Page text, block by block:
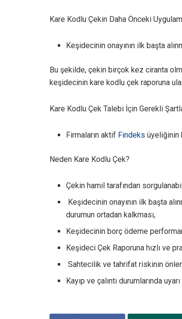
Kare Kodlu Çekin Daha Önceki
Keşidecinin onayının ilk başta
Bu şekilde, çekin birçok kez ciranta
keşidecinin kare kodlu çek raporuna
Kare Kodlu Çek Talebi İçin Gerekli
Firmaların aktif Findeksüyeliğinin
Neden Kare Kodlu Çek?
Çekin hamil tarafından
Keşidecinin onayının ilk başta
durumun ortadan kalkması,
Keşidecinin borç ödeme
Keşideci Çek Raporuna hızlı ve
Sahtecilik ve tahrifat riskinin
Kayıp ve çalıntı durumlarında